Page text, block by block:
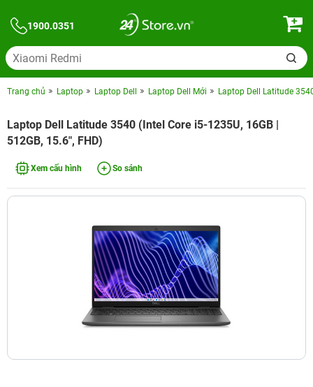
1900.0351
Trang chủ Laptop Laptop Dell Laptop Dell Mới Laptop Dell Latitude
Laptop Dell Latitude 3540 (Intel Core i5-1235U, 16GB |
512GB, 15.6", FHD)
Xem cấu hình So sánh